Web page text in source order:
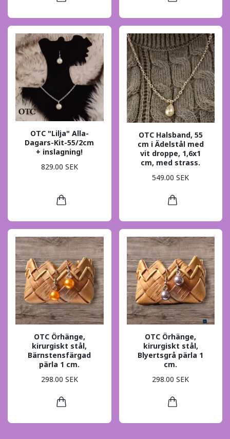
OTC "Lilja" Alla-
Dagars-Kit-55/2cm
+ inslagning!
829.00 SEK
OTC Halsband, 55
cm i Ädelstål med
vit droppe, 1,6x1
cm, med strass.
549.00 SEK
OTC Örhänge,
kirurgiskt stål,
Bärnstensfärgad
pärla 1 cm.
298.00 SEK
OTC Örhänge,
kirurgiskt stål,
Blyertsgrå pärla 1
cm.
298.00 SEK